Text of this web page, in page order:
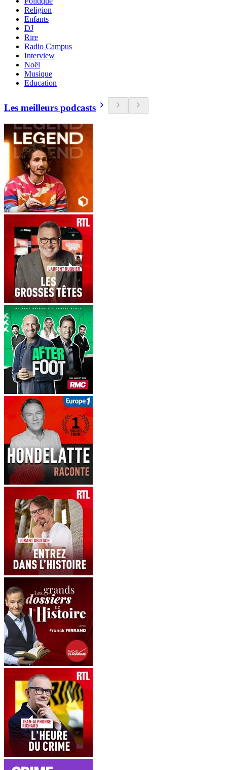
Religion
Enfants
DJ
Rire
Radio Campus
Interview
Noël
Musique
Education
Les meilleurs podcasts